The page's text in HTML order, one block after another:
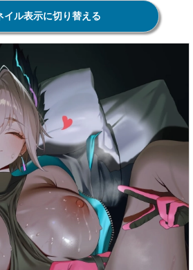
m4ex.com/wordpress_m4ex/wp-
!function(e,a,t){var
イル表示に切り替える